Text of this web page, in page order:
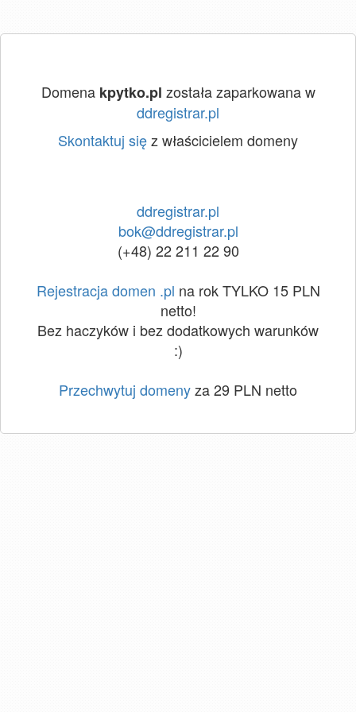
Domena kpytko.pl została zaparkowana w
ddregistrar.pl
Skontaktuj sięz właścicielem domeny
ddregistrar.pl
bok@ddregistrar.pl
(+48) 22 211 22 90
Rejestracja domen .pl na rok TYLKO 15 PLN
netto!
Bez haczyków i bez dodatkowych warunków
:)
Przechwytuj domenyza 29 PLN netto